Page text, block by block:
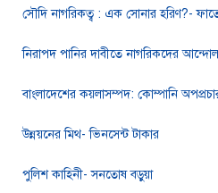
সৌদি নাগরিকত্ব : এক সোনার হরিণ?-
নিরাপদ পানির দাবীতে নাগরিকদের
বাংলাদেশের কয়লাসম্পদ: কোম্পানি
উন্নয়নের মিথ- ভিনসেন্ট টাকার
পুলিশ কাহিনী- সনতোষ বড়ুয়া